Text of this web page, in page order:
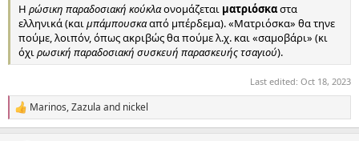
Η ρώσικη παραδοσιακή κούκλαονομάζεται ματριόσκαστα
ελληνικά (καιμπάμπουσκααπό μπέρδεμα). «Ματριόσκα» θα τηνε
πούμε, λοιπόν, όπως ακριβώς θα πούμε λ.χ. και «σαμοβάρι» (κι
όχιρωσική παραδοσιακή συσκευή παρασκευής τσαγιού).
Last edited: Oct 18, 2023
R
e
Marinos,Zazula and nickel